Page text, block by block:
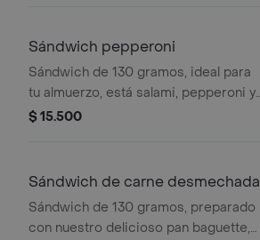
Sándwich pepperoni
Sándwich de 130 gramos, ideal para
tu almuerzo, está salami, pepperoni y
queso. además, el pan está
$ 15.500
Sándwich de carne desmechada
Sándwich de 130 gramos, preparado
con nuestro delicioso pan baguette,